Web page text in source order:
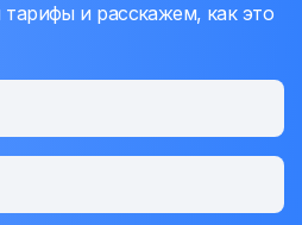
и расскажем, как это